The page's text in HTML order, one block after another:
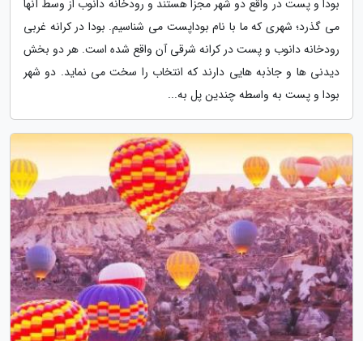
بودا و پست در واقع دو شهر مجزا هستند و رودخانه دانوب از وسط آنها
می گذرد؛ شهری که ما با نام بوداپست می شناسیم. بودا در کرانه غربی
رودخانه دانوب و پست در کرانه شرقی آن واقع شده است. هر دو بخش
دیدنی ها و جاذبه هایی دارند که انتخاب را سخت می نماید. دو شهر
بودا و پست به واسطه چندین پل به...